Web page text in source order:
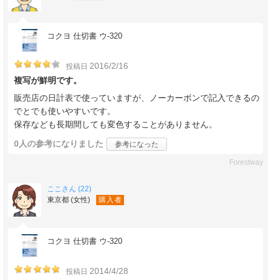
コクヨ 仕切書 ウ-320
投稿日 2016/2/16
複写が鮮明です。
販売店の日計表で使っていますが、ノーカーボンで記入できるの
でとでも使いやすいです。
保存なども長期間しても変色することがありません。
0人の参考になりました 参考になった
Forestway
ここさん (22)
東京都 (女性)
購入者
コクヨ 仕切書 ウ-320
投稿日 2014/4/28